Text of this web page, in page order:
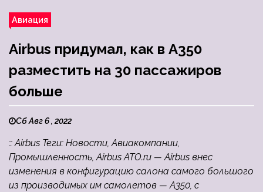
Авиация
Airbus придумал, как в A350
разместить на 30 пассажиров
больше
Сб Авг 6 , 2022
:: Airbus Теги: Новости, Авиакомпании,
Промышленность, Airbus ATO.ru — Airbus внес
изменения в конфигурацию салона самого большого
из производимых им самолетов — A350, с